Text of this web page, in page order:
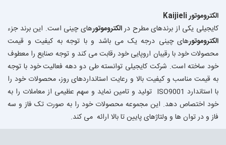
الکتروموتورKaijieli
کایجیلی یکی از برندهای مطرح درالکتروموتورهای چینی است. این برند جزء
الکتروموتورهای چینی درجه یک می باشد و با توجه به کیفیت و قیمت
محصولات خود با رقیبان اروپایی خود رقابت می کند و توجه صنایع را معطوف
خود ساخته است. شرکت کایجیلی توانسته طی دو دهه فعالیت خود با توجه
به قیمت مناسب و کیفیت بالا و رعایت استانداردهای روز، محصولات خود را
با استاندارد ISO9001 تولید و تامین نماید و سهم عظیمی از معاملات را به
خود اختصاص دهد. این مجموعه محصولات خود را به صورت تک فاز و سه
فاز و در توان ها و ولتاژهای پایین تا بالا ارائه می کند.